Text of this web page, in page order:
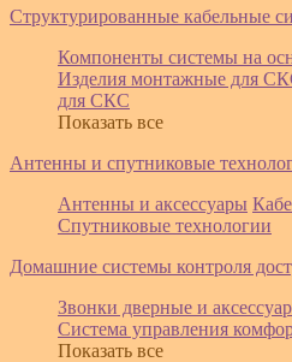
Структурированные кабельные
Компоненты системы на
Изделия монтажные для
для СКС
Показать все
Антенны и спутниковые
Антенны и аксессуары
Спутниковые технологии
Домашние системы контроля
Звонки дверные и
Система управления
Показать все